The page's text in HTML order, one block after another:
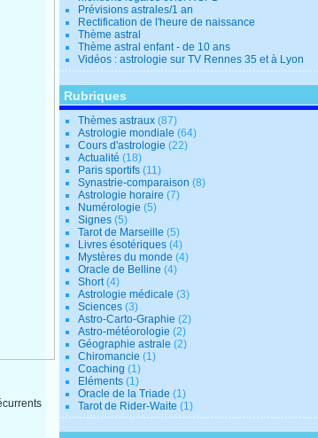
Prévisions astrales/1 an
Rectification de l'heure de naissance
Thème astral
Thème astral enfant - de 10 ans
Vidéos : astrologie sur TV Rennes 35 et à Lyon
Rubriques
Thèmes astraux (87)
Astrologie mondiale (64)
Cours d'astrologie (22)
Actualité (18)
Paris sportifs (11)
Synastrie-comparaison (8)
Astrologie horaire (7)
Numérologie (5)
Signes (5)
Tarot de Marseille (5)
Livres ésotériques (4)
Mystères du monde (4)
Oracle de Belline (4)
Short(4)
Astrologie médicale (3)
Sciences (3)
Astro-Carto-Graphie (2)
Astro-météorologie (2)
Géographie astrale (2)
Chiromancie (1)
Coaching (1)
Eléments (1)
Oracle de la Triade (1)
Tarot de Rider-Waite (1)